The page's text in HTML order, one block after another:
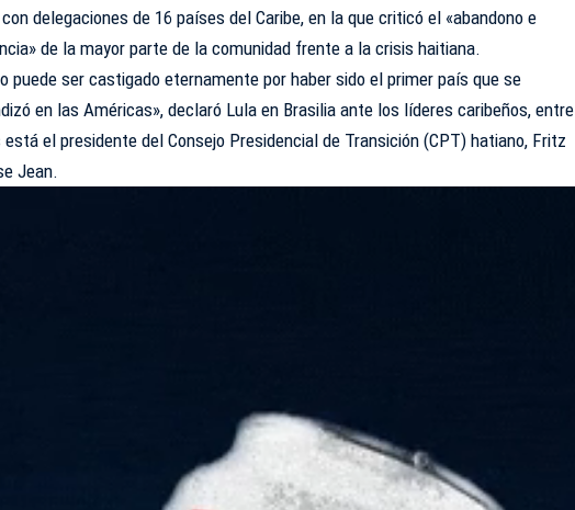
delegaciones de 16 países del Caribe, en la que criticó el «abandono e
de la mayor parte de la comunidad frente a la crisis haitiana.
puede ser castigado eternamente por haber sido el primer país que se
en las Américas», declaró Lula en Brasilia ante los líderes caribeños, entre
está el presidente del Consejo Presidencial de Transición (CPT) hatiano, Fritz
Jean.